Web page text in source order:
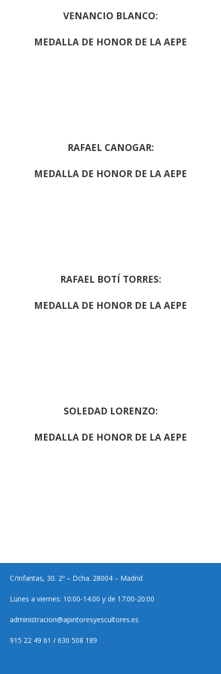
VENANCIO BLANCO:
MEDALLA DE HONOR DE LA AEPE
RAFAEL CANOGAR:
MEDALLA DE HONOR DE LA AEPE
RAFAEL BOTÍ TORRES:
MEDALLA DE HONOR DE LA AEPE
SOLEDAD LORENZO:
MEDALLA DE HONOR DE LA AEPE
C/Infantas, 30. 2º – Dcha. 28004 – Madrid
Lunes a viernes: 10:00-14:00 y de 17:00-20:00
administracion@apintoresyescultores.es
915 22 49 61 / 630 508 189